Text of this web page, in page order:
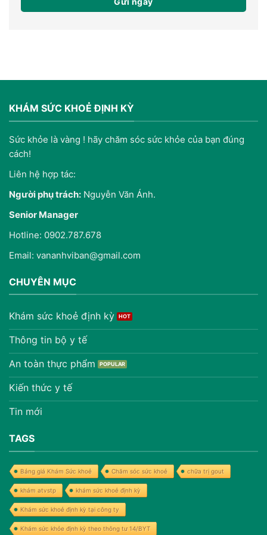
KHÁM SỨC KHOẺ ĐỊNH KỲ
Sức khỏe là vàng ! hãy chăm sóc sức khỏe của bạn đúng
cách!
Liên hệ hợp tác:
Người phụ trách: Nguyễn Văn Ánh.
Senior Manager
Hotline: 0902.787.678
Email: vananhviban@gmail.com
CHUYÊN MỤC
Khám sức khoẻ định kỳ
Thông tin bộ y tế
An toàn thực phẩm
Kiến thức y tế
Tin mới
TAGS
Bảng giá Khám Sức khoẻ Chăm sóc sức khoẻ chữa trị gout
khám atvstp khám sức khoẻ định kỳ
Khám sức khoẻ định kỳ tại công ty
Khám sức khỏe định kỳ theo thông tư 14/BYT